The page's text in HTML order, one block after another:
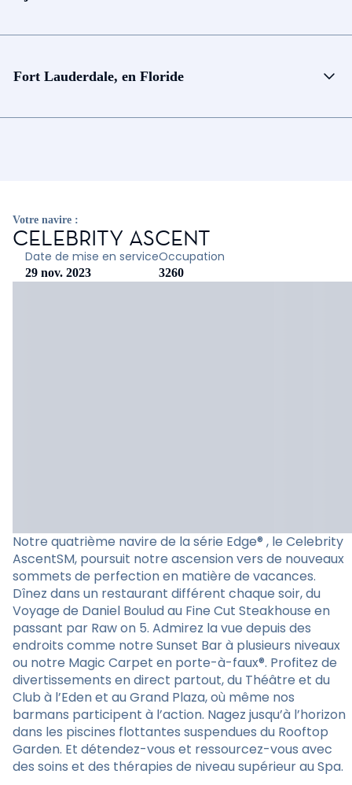
Fort Lauderdale, en Floride
Votre navire :
CELEBRITY ASCENT
Date de mise en service
29 nov. 2023
Occupation
3260
Notre quatrième navire de la série Edge® , le Celebrity
AscentSM, poursuit notre ascension vers de nouveaux
sommets de perfection en matière de vacances.
Dînez dans un restaurant différent chaque soir, du
Voyage de Daniel Boulud au Fine Cut Steakhouse en
passant par Raw on 5. Admirez la vue depuis des
endroits comme notre Sunset Bar à plusieurs niveaux
ou notre Magic Carpet en porte-à-faux®. Profitez de
divertissements en direct partout, du Théâtre et du
Club à l’Eden et au Grand Plaza, où même nos
barmans participent à l’action. Nagez jusqu’à l’horizon
dans les piscines flottantes suspendues du Rooftop
Garden. Et détendez-vous et ressourcez-vous avec
des soins et des thérapies de niveau supérieur au Spa.